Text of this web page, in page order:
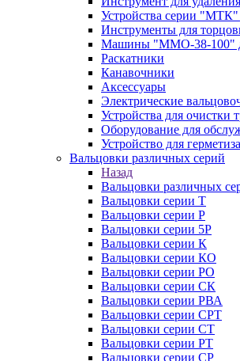
Устройства серии "МТК"
Инструменты для
Машины "ММО-38-100"
Раскатники
Канавочники
Аксессуары
Электрические
Устройства для очистки
Оборудование для
Устройство для
Вальцовки различных серий
Назад
Вальцовки различных
Вальцовки серии Т
Вальцовки серии Р
Вальцовки серии 5Р
Вальцовки серии К
Вальцовки серии КО
Вальцовки серии РО
Вальцовки серии СК
Вальцовки серии РВА
Вальцовки серии СРТ
Вальцовки серии СТ
Вальцовки серии РТ
Вальцовки серии СР